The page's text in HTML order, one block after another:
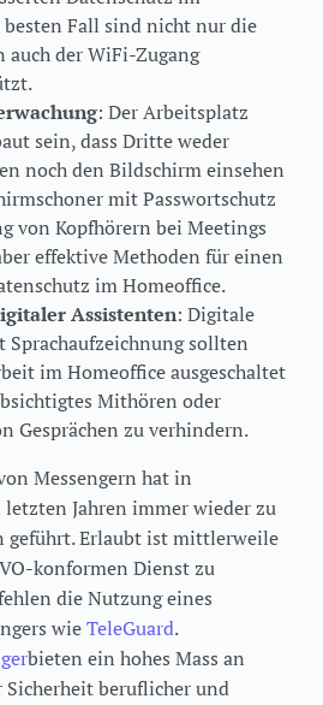
Fall sind nicht nur die
auch der WiFi-Zugang
: Der Arbeitsplatz
sein, dass Dritte weder
noch den Bildschirm einsehen
mit Passwortschutz
von Kopfhörern bei Meetings
effektive Methoden für einen
im Homeoffice.
Assistenten: Digitale
sollten
im Homeoffice ausgeschaltet
Mithören oder
Gesprächen zu verhindern.
Messengern hat in
Jahren immer wieder zu
geführt. Erlaubt ist mittlerweile
konformen Dienst zu
die Nutzung eines
wieTeleGuard.
bieten ein hohes Mass an
Sicherheit beruflicher und